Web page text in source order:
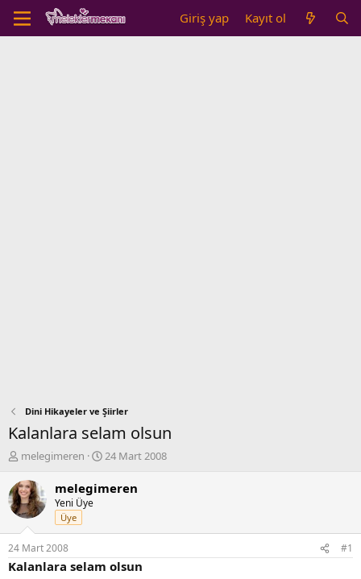
Giriş yap Kayıt ol
Dini Hikayeler ve Şiirler
Kalanlara selam olsun
K
n
b
u
y
u
b
a
melegimeren
B
ş
ı
ç
24 Mart 2008
melegimeren
Yeni Üye
Üye
24 Mart 2008 #1
Kalanlara selam olsun